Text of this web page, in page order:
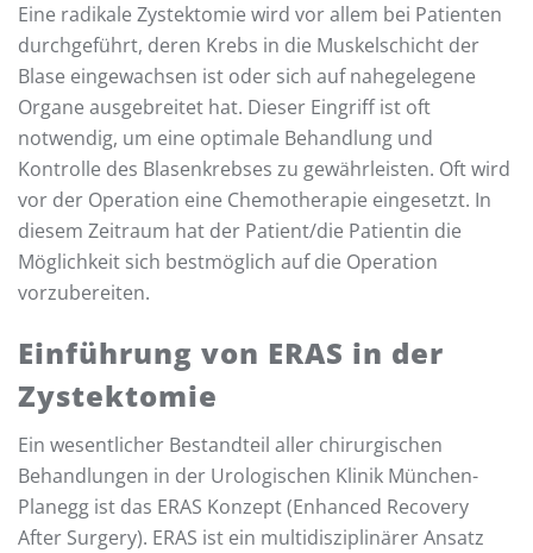
Eine radikale Zystektomie wird vor allem bei Patienten
durchgeführt, deren Krebs in die Muskelschicht der
Blase eingewachsen ist oder sich auf nahegelegene
Organe ausgebreitet hat. Dieser Eingriff ist oft
notwendig, um eine optimale Behandlung und
Kontrolle des Blasenkrebses zu gewährleisten. Oft wird
vor der Operation eine Chemotherapie eingesetzt. In
diesem Zeitraum hat der Patient/die Patientin die
Möglichkeit sich bestmöglich auf die Operation
vorzubereiten.
Einführung von ERAS in der
Zystektomie
Ein wesentlicher Bestandteil aller chirurgischen
Behandlungen in der Urologischen Klinik München-
Planegg ist das ERAS Konzept (Enhanced Recovery
After Surgery). ERAS ist ein multidisziplinärer Ansatz